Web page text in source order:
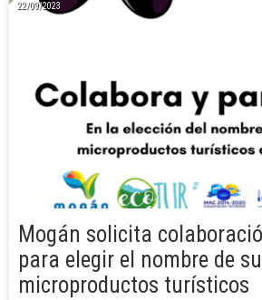
22/09/2023
Mogán solicita
para elegir el nombre de
microproductos turísticos